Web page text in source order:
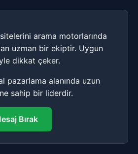
arama motorlarında
uzman bir ekiptir. Uygun
dikkat çeker.
pazarlama alanında uzun
sahip bir liderdir.
Bırak